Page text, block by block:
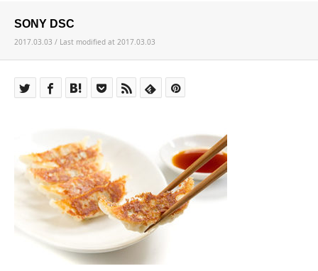
SONY DSC
2017.03.03 / Last modified at 2017.03.03